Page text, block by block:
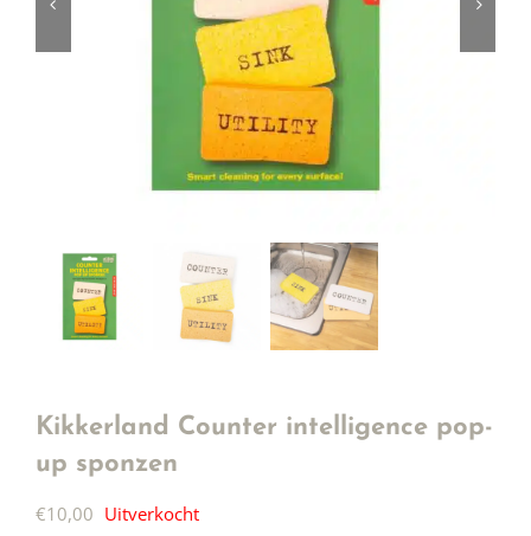
Kikkerland Counter intelligence pop-
up sponzen
€10,00 Uitverkocht